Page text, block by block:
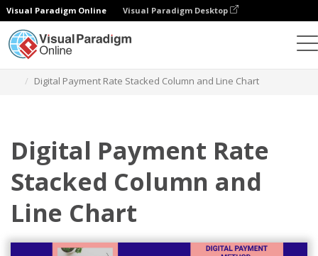
Visual Paradigm Online Visual Paradigm Desktop
Digital Payment Rate Stacked Column and Line Chart
Digital Payment Rate
Stacked Column and
Line Chart